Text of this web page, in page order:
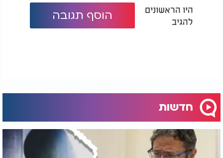
היו הראשונים
להגיב
הוסף תגובה
חדשות